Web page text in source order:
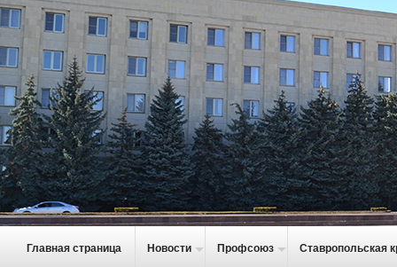
Главная страница Новости Профсоюз Ставропольская